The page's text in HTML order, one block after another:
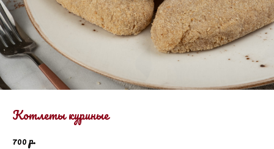
Котлеты куриные
700 р.